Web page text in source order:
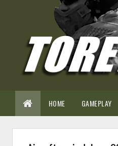
HOME GAMEPLAY